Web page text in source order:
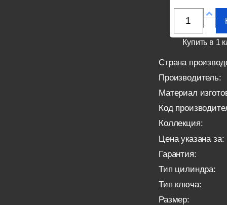
Купить в 1
Страна
Производитель:
Материал
Код
Коллекция:
Цена указана за:
Гарантия:
Тип цилиндра:
Тип ключа:
Размер: